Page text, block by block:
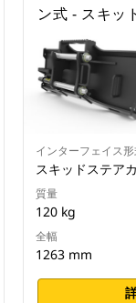
ン式 - スキッ
インターフェイス
スキッドステア
質量
120 kg
全幅
1263 mm